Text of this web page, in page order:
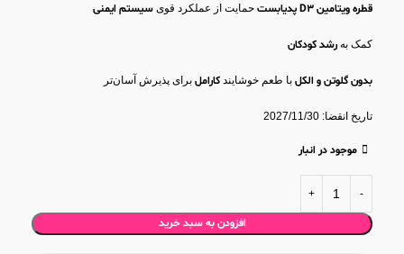
قطره ویتامین D3 پدیابست حمایت از عملکرد قوی سیستم ایمنی
کمک به رشد کودکان
بدون گلوتن و الکل با طعم خوشایند کارامل برای پذیرش آسان‌تر
تاریخ انقضا: 2027/11/30
موجود در انبار
افزودن به سبد خرید